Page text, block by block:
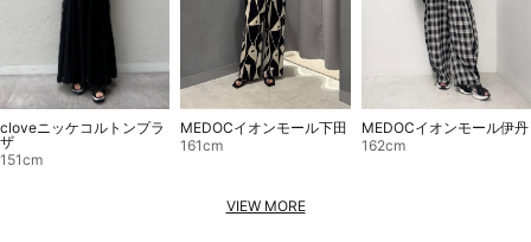
cloveニッケコルトンプラ
ザ
151cm
MEDOCイオンモール下田
161cm
MEDOCイオンモール伊丹
162cm
VIEW MORE